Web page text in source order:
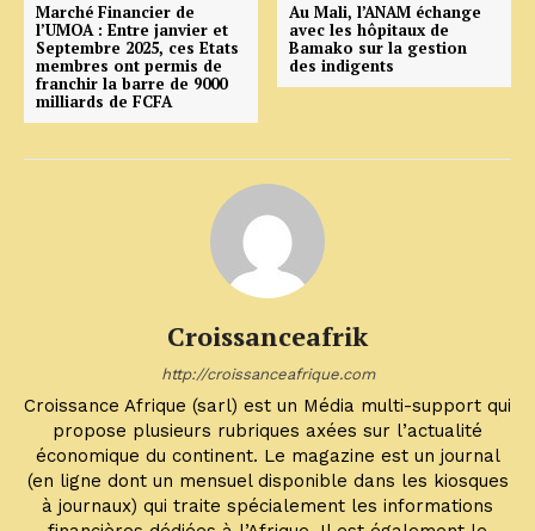
Marché Financier de
l’UMOA : Entre janvier et
Septembre 2025, ces Etats
membres ont permis de
franchir la barre de 9000
milliards de FCFA
Au Mali, l’ANAM échange
avec les hôpitaux de
Bamako sur la gestion
des indigents
Croissanceafrik
http://croissanceafrique.com
Croissance Afrique (sarl) est un Média multi-support qui
propose plusieurs rubriques axées sur l’actualité
économique du continent. Le magazine est un journal
(en ligne dont un mensuel disponible dans les kiosques
à journaux) qui traite spécialement les informations